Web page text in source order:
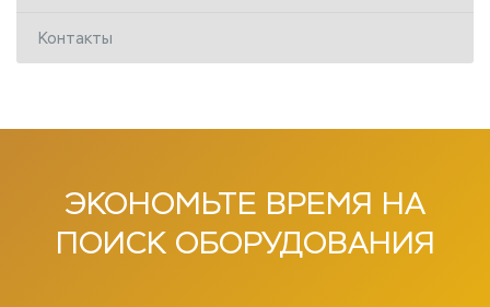
Контакты
ЭКОНОМЬТЕ ВРЕМЯ НА
ПОИСК ОБОРУДОВАНИЯ